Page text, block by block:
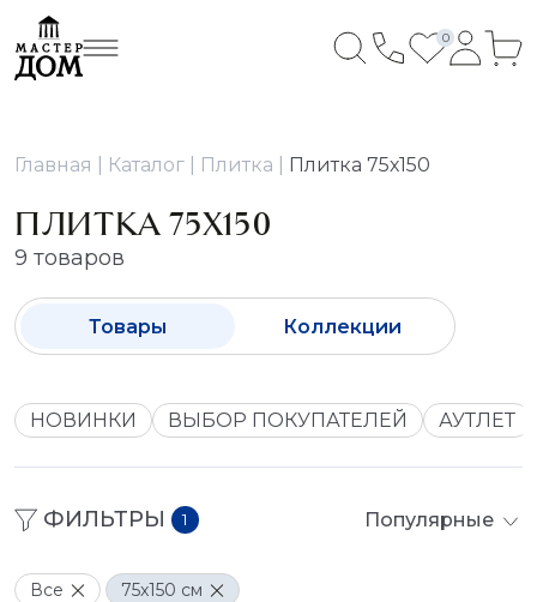
0
Главная Каталог Плитка Плитка 75х150
ПЛИТКА 75Х150
9 товаров
Товары Коллекции
НОВИНКИ ВЫБОР ПОКУПАТЕЛЕЙ АУТЛЕТ
ФИЛЬТРЫ 1 Популярные
Все 75x150 см